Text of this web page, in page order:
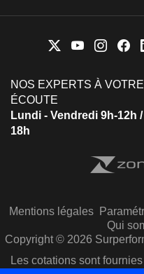
NOS EXPERTS À VOTRE
ÉCOUTE
Lundi - Vendredi 9h-12h
18h
Mentions légales
Qui
Copyright © 2026
Les cotations sont